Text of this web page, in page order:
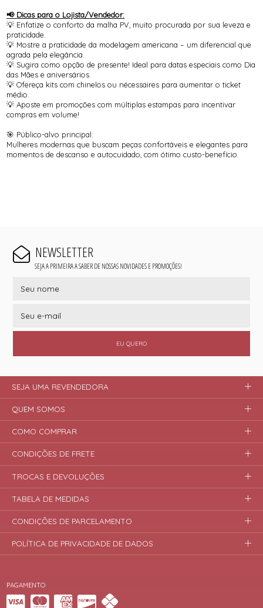
📢 Dicas para o Lojista/Vendedor:
💡 Enfatize o conforto da malha PV, muito procurada por sua leveza e
praticidade.
💡 Mostre a praticidade da modelagem americana – um diferencial que
agrada pela elegância.
💡 Sugira como opção de presente! Ideal para datas especiais como Dia
das Mães e aniversários.
💡 Ofereça kits com chinelos ou nécessaires para aumentar o ticket
médio.
💡 Aposte em promoções com múltiplas estampas para incentivar
compras em volume!
🎯 Público-alvo principal:
Mulheres modernas que buscam peças confortáveis e elegantes para
momentos de descanso e autocuidado, com ótimo custo-benefício.
NEWSLETTER
SEJA A PRIMEIRA A SABER DE NOSSAS NOVIDADES E PROMOÇÕES!
EU QUERO
PAGAMENTO
SEJA UMA REVENDEDORA
QUEM SOMOS
COMO COMPRAR
CONDIÇÕES DE FRETE
TROCAS E DEVOLUÇÕES
TABELA DE MEDIDAS
CONDIÇÕES DE PARCELAMENTO
POLÍTICA DE PRIVACIDADE DE DADOS